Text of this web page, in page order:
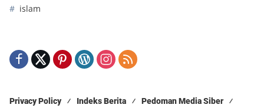
islam
Privacy Policy Indeks Berita Pedoman Media Siber